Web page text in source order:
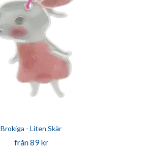
Brokiga - Liten Skär
från 89 kr